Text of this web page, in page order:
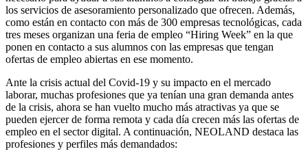
los servicios de asesoramiento personalizado que ofrecen. Además,
como están en contacto con más de 300 empresas tecnológicas, cada
tres meses organizan una feria de empleo “Hiring Week” en la que
ponen en contacto a sus alumnos con las empresas que tengan
ofertas de empleo abiertas en ese momento.
Ante la crisis actual del Covid-19 y su impacto en el mercado
laborar, muchas profesiones que ya tenían una gran demanda antes
de la crisis, ahora se han vuelto mucho más atractivas ya que se
pueden ejercer de forma remota y cada día crecen más las ofertas de
empleo en el sector digital. A continuación, NEOLAND destaca las
profesiones y perfiles más demandados: